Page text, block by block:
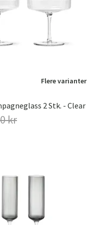
Hengestoler
Baderomstepper
Flere varianter
2 Stk. - Clear
kr